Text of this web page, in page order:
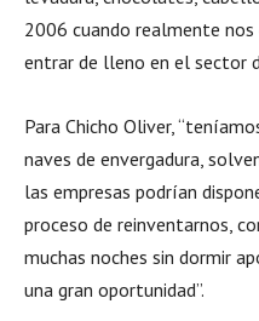
2006 cuando realmente
entrar de lleno en el sector
Para Chicho Oliver,
naves de envergadura,
las empresas podrían
proceso de reinventarnos,
muchas noches sin dormir
una gran oportunidad”.